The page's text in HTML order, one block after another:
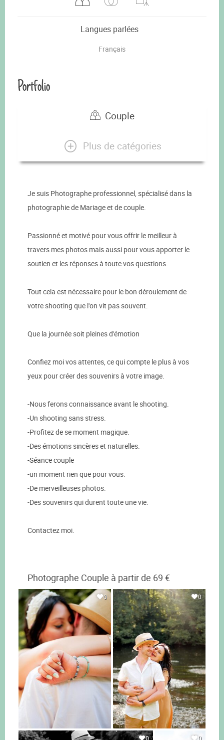
Langues parlées
Français
Portfolio
Couple
Plus de catégories
Je suis Photographe professionnel, spécialisé dans la
photographie de Mariage et de couple.
Passionné et motivé pour vous offrir le meilleur à
travers mes photos mais aussi pour vous apporter le
soutien et les réponses à toute vos questions.
Tout cela est nécessaire pour le bon déroulement de
votre shooting que l'on vit pas souvent.
Que la journée soit pleines d'émotion
Confiez moi vos attentes, ce qui compte le plus à vos
yeux pour créer des souvenirs à votre image.
-Nous ferons connaissance avant le shooting.
-Un shooting sans stress.
-Profitez de se moment magique.
-Des émotions sincères et naturelles.
-Séance couple
-un moment rien que pour vous.
-De merveilleuses photos.
-Des souvenirs qui durent toute une vie.
Contactez moi.
Photographe Couple à partir de 69 €
0 0
0 0